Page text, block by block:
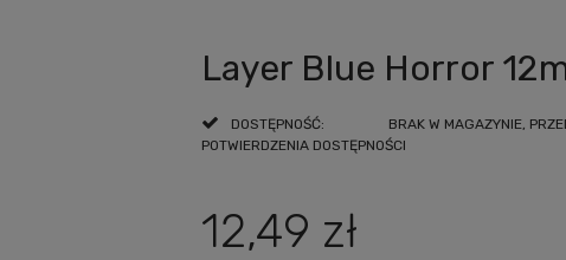
Layer Blue Horror
DOSTĘPNOŚĆ:
BRAK W MAGAZYNIE,
POTWIERDZENIA DOSTĘPNOŚCI
12,49 zł